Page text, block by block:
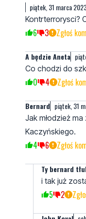
piątek, 31 marca
Kontrterrorysci?
6 3 Zgłoś
A będzie Aneta
Co chodzi do
0 4 Zgłoś
Bernard piątek, 31
Jak młodzież
Kaczyńskiego.
4 6 Zgłoś
Ty bernard
i tak już
5 2